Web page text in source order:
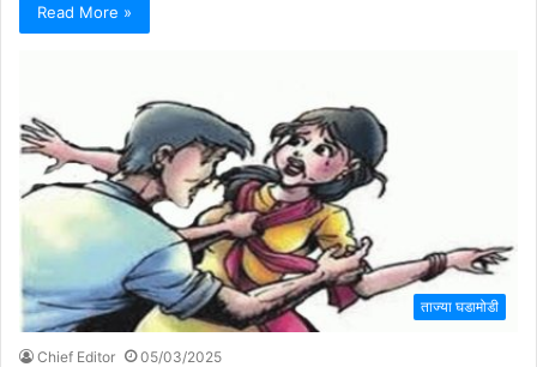
Read More »
ताज्या घडामोडी
Chief Editor 05/03/2025